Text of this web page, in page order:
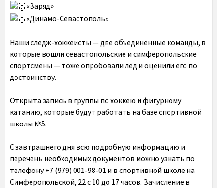
«Заряд»
«Динамо-Севастополь»
Наши следж-хоккеисты — две объединённые команды, в
которые вошли севастопольские и симферопольские
спортсмены — тоже опробовали лёд и оценили его по
достоинству.
Открыта запись в группы по хоккею и фигурному
катанию, которые будут работать на базе спортивной
школы №5.
С завтрашнего дня всю подробную информацию и
перечень необходимых документов можно узнать по
телефону +7 (979) 001-98-01 и в спортивной школе на
Симферопольской, 22 с 10 до 17 часов. Зачисление в